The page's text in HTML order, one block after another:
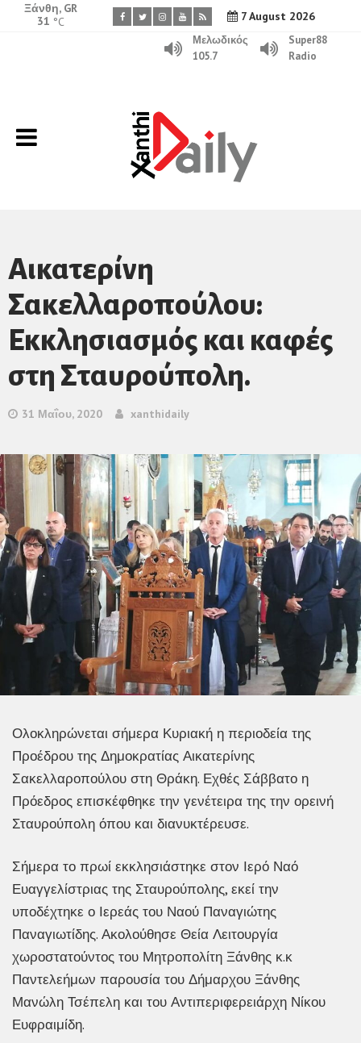
7 August 2026
Ξάνθη, GR
31 °C
Μελωδικός
105.7
Super88
Radio
Αικατερίνη
Σακελλαροπούλου:
Εκκλησιασμός και καφές
στη Σταυρούπολη.
31 Μαΐου, 2020 xanthidaily
Ολοκληρώνεται σήμερα Κυριακή η περιοδεία της
Προέδρου της Δημοκρατίας Αικατερίνης
Σακελλαροπούλου στη Θράκη. Εχθές Σάββατο η
Πρόεδρος επισκέφθηκε την γενέτειρα της την ορεινή
Σταυρούπολη όπου και διανυκτέρευσε.
Σήμερα το πρωί εκκλησιάστηκε στον Ιερό Ναό
Ευαγγελίστριας της Σταυρούπολης, εκεί την
υποδέχτηκε ο Ιερεάς του Ναού Παναγιώτης
Παναγιωτίδης. Ακολούθησε Θεία Λειτουργία
χωροστατούντος του Μητροπολίτη Ξάνθης κ.κ
Παντελεήμων παρουσία του Δήμαρχου Ξάνθης
Μανώλη Τσέπελη και του Αντιπεριφερειάρχη Νίκου
Ευφραιμίδη.